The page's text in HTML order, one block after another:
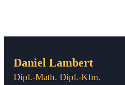
Daniel Lambert
Dipl.-Math. Dipl.-Kfm.